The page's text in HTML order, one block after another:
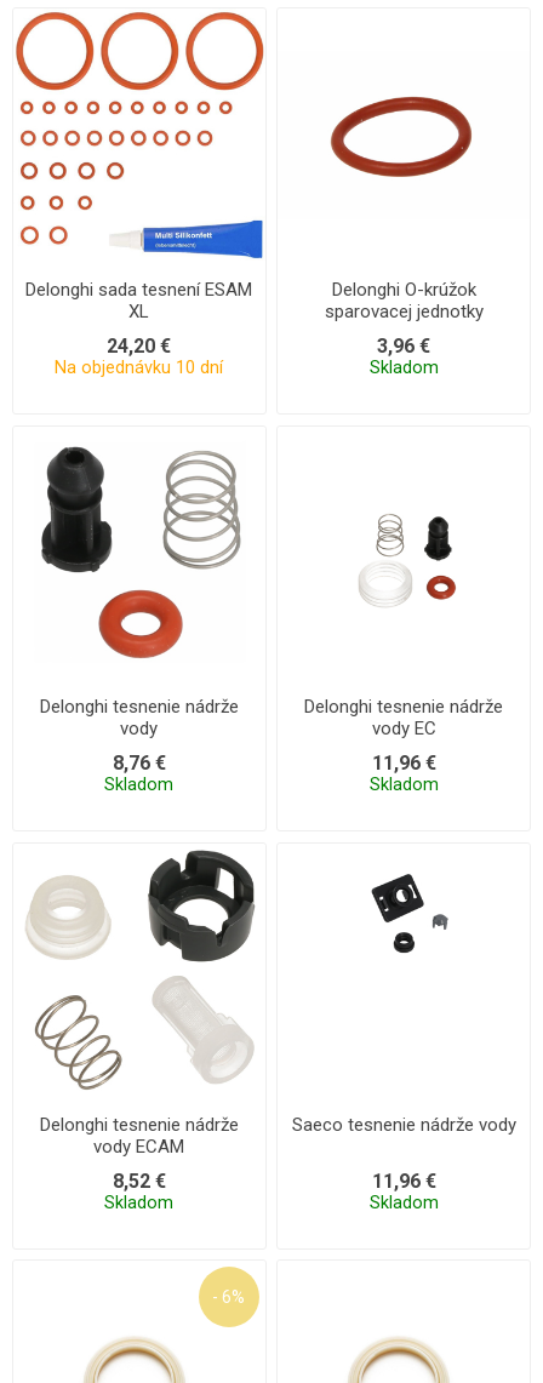
Delonghi sada tesnení ESAM
XL
24,20 €
Na objednávku 10 dní
Delonghi O-krúžok
sparovacej jednotky
3,96 €
Skladom
Delonghi tesnenie nádrže
vody
8,76 €
Skladom
Delonghi tesnenie nádrže
vody EC
11,96 €
Skladom
Delonghi tesnenie nádrže
vody ECAM
8,52 €
Skladom
Saeco tesnenie nádrže vody
11,96 €
Skladom
- 6%